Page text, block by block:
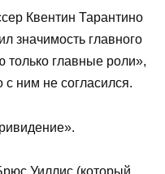
Квентин Тарантино
значимость главного
главные роли»,
ним не согласился.
Уиллис (который